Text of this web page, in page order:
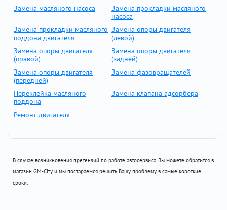
Замена масляного насоса
Замена прокладки масляного
насоса
Замена прокладки масляного
поддона двигателя
Замена опоры двигателя
(левой)
Замена опоры двигателя
(правой)
Замена опоры двигателя
(задней)
Замена опоры двигателя
(передней)
Замена фазовращателей
Переклейка масляного
поддона
Замена клапана адсорбера
Ремонт двигателя
В случае возникновения претензий по работе автосервиса, Вы можете обратится в
магазин GM-City и мы постараемся решить Вашу проблему в самые короткие
сроки.